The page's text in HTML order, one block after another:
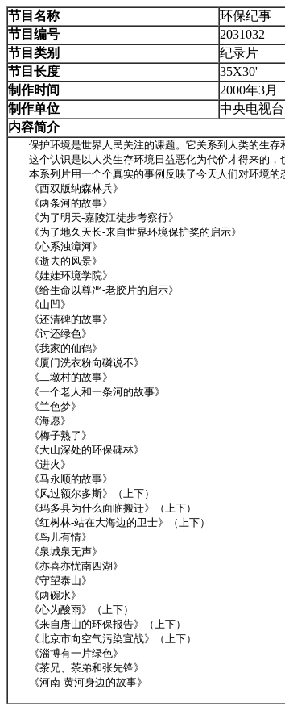
节目名称
环保纪事
节目编号
2031032
节目类别
纪录片
节目长度
35X30'
制作时间
2000年3月
制作单位
中央电视台
内容简介
保护环境是世界人民关注的课题。它关系到人类的生存
这个认识是以人类生存环境日益恶化为代价才得来的，
本系列片用一个个真实的事例反映了今天人们对环境的
《西双版纳森林兵》
《两条河的故事》
《为了明天-嘉陵江徒步考察行》
《为了地久天长-来自世界环境保护奖的启示》
《心系浊漳河》
《逝去的风景》
《娃娃环境学院》
《给生命以尊严-老胶片的启示》
《山凹》
《还清碑的故事》
《讨还绿色》
《我家的仙鹤》
《厦门洗衣粉向磷说不》
《二墩村的故事》
《一个老人和一条河的故事》
《兰色梦》
《海愿》
《梅子熟了》
《大山深处的环保碑林》
《进火》
《马永顺的故事》
《风过额尔多斯》（上下）
《玛多县为什么面临搬迁》（上下）
《红树林-站在大海边的卫士》（上下）
《鸟儿有情》
《泉城泉无声》
《亦喜亦忧南四湖》
《守望泰山》
《两碗水》
《心为酸雨》（上下）
《来自唐山的环保报告》（上下）
《北京市向空气污染宣战》（上下）
《淄博有一片绿色》
《茶兄、茶弟和张先锋》
《河南-黄河身边的故事》